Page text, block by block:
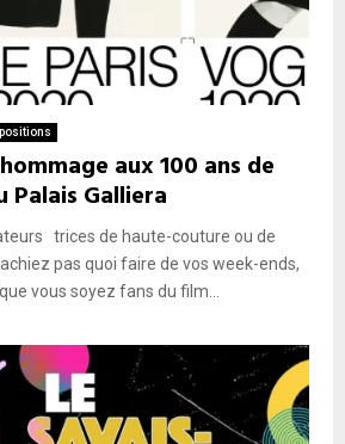
aux 100 ans de
Palais Galliera
trices de haute-couture ou de
pas quoi faire de vos week-ends,
vous soyez fans du film...